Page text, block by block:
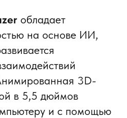
обладает
на основе ИИ,
3D-
в 5,5 дюймов
и с помощью